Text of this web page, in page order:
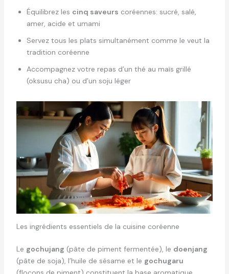
Équilibrez les cinq saveurs coréennes: sucré, salé,
amer, acide et umami
Servez tous les plats simultanément comme le veut la
tradition coréenne
Accompagnez votre repas d’un thé au maïs grillé
(oksusu cha) ou d’un soju léger
Les ingrédients essentiels de la cuisine coréenne
Le gochujang (pâte de piment fermentée), le doenjang
(pâte de soja), l’huile de sésame et le gochugaru